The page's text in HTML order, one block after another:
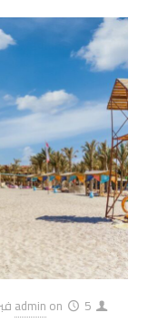
admin on 5 فبراير، 2023